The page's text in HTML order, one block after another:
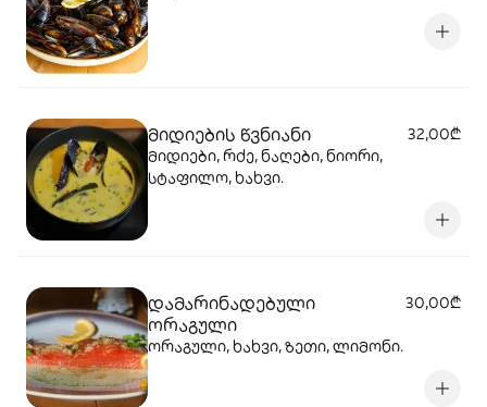
მიდიების წვნიანი
32,00₾
მიდიები, რძე, ნაღები, ნიორი,
სტაფილო, ხახვი.
დამარინადებული
ორაგული
30,00₾
ორაგული, ხახვი, ზეთი, ლიმონი.